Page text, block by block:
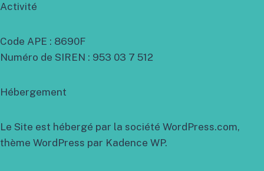
Activité
Code APE : 8690F
Numéro de SIREN : 953 03 7 512
Hébergement
Le Site est hébergé par la société WordPress.com,
thème WordPress par Kadence WP.